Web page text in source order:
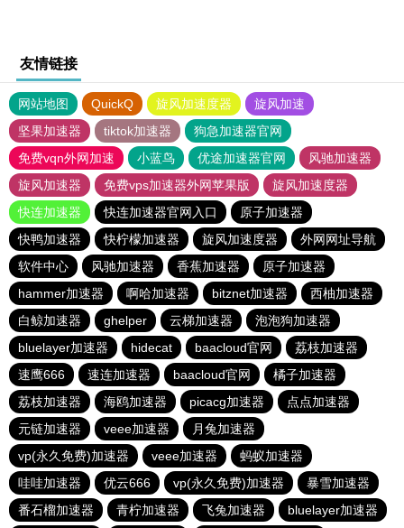
友情链接
网站地图 QuickQ 旋风加速度器
旋风加速
坚果加速器
tiktok加速器
狗急加速器官网
免费vqn外网加速
小蓝鸟 优途加速器官网
风驰加速器
旋风加速器
免费vps加速器外网苹果版
旋风加速度器
快连加速器
快连加速器官网入口
原子加速器
快鸭加速器
快柠檬加速器 旋风加速度器
外网网址导航
软件中心
风驰加速器 香蕉加速器
原子加速器
hammer加速器
啊哈加速器 bitznet加速器
西柚加速器
白鲸加速器
ghelper 云梯加速器
泡泡狗加速器
bluelayer加速器
hidecat baacloud官网
荔枝加速器
速鹰666
速连加速器 baacloud官网
橘子加速器
荔枝加速器
海鸥加速器 picacg加速器
点点加速器
元链加速器
veee加速器
月兔加速器
vp(永久免费)加速器
veee加速器
蚂蚁加速器
哇哇加速器
优云666 vp(永久免费)加速器
暴雪加速器
番石榴加速器
青柠加速器 飞兔加速器 bluelayer加速器